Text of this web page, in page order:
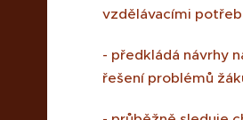
vzdělávacími
- předkládá návrhy
řešení problémů